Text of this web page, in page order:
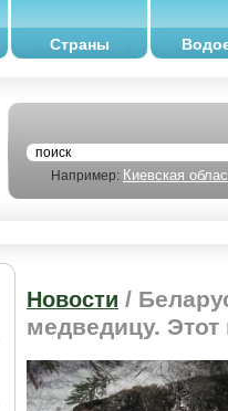
Страны
Например: Киевская
Новости /
медведицу.